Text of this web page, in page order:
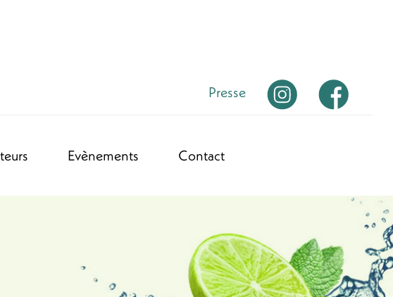
Evènements Contact
Presse